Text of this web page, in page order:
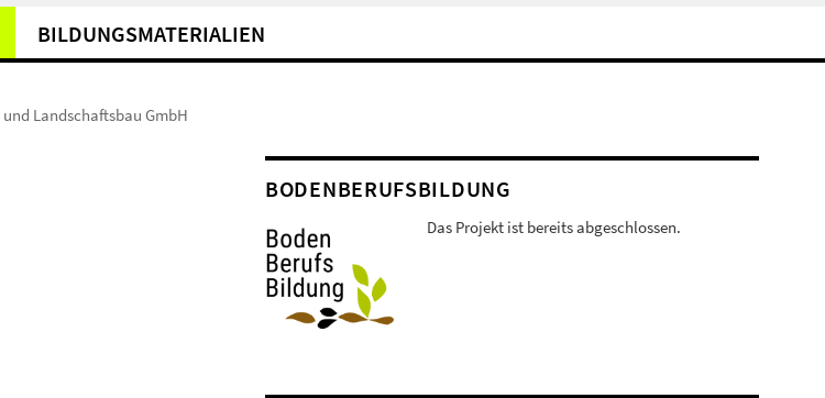
BILDUNGSMATERIALIEN
Landschaftsbau GmbH
BODENBERUFSBILDUNG
Das Projekt ist bereits abgeschlossen.